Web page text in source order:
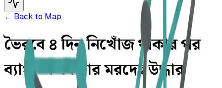
← Back to Map
ভৈরবে ৪ দিন নিখোঁজ থাকার পর
ব্যাংক কর্মকর্তার মরদেহ উদ্ধার